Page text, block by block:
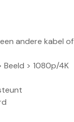
andere kabel of
Beeld > 1080p/4K